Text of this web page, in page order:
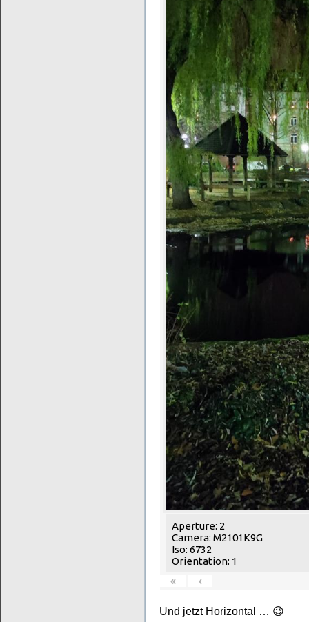
Aperture: 2
Camera: M2101K9G
Iso: 6732
Orientation: 1
«
‹
Und jetzt Horizontal … 😉